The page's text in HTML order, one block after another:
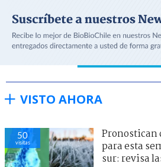
VISTO AHORA
50
visitas
para esta
sur: revisa